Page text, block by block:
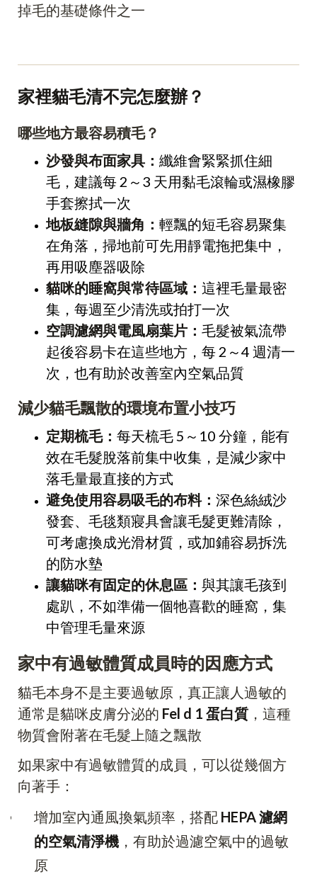
掉毛的基礎條件之一
家裡貓毛清不完怎麼辦？
哪些地方最容易積毛？
沙發與布面家具： 纖維會緊緊抓住細
毛，建議每 2～3 天用黏毛滾輪或濕橡膠
手套擦拭一次
地板縫隙與牆角： 輕飄的短毛容易聚集
在角落，掃地前可先用靜電拖把集中，
再用吸塵器吸除
貓咪的睡窩與常待區域： 這裡毛量最密
集，每週至少清洗或拍打一次
空調濾網與電風扇葉片： 毛髮被氣流帶
起後容易卡在這些地方，每 2～4 週清一
次，也有助於改善室內空氣品質
減少貓毛飄散的環境布置小技巧
定期梳毛： 每天梳毛 5～10 分鐘，能有
效在毛髮脫落前集中收集，是減少家中
落毛量最直接的方式
避免使用容易吸毛的布料： 深色絲絨沙
發套、毛毯類寢具會讓毛髮更難清除，
可考慮換成光滑材質，或加鋪容易拆洗
的防水墊
讓貓咪有固定的休息區： 與其讓毛孩到
處趴，不如準備一個牠喜歡的睡窩，集
中管理毛量來源
家中有過敏體質成員時的因應方式
貓毛本身不是主要過敏原，真正讓人過敏的
通常是貓咪皮膚分泌的 Fel d 1 蛋白質 ，這種
物質會附著在毛髮上隨之飄散
如果家中有過敏體質的成員，可以從幾個方
向著手：
增加室內通風換氣頻率，搭配 HEPA 濾網
的空氣清淨機 ，有助於過濾空氣中的過敏
原